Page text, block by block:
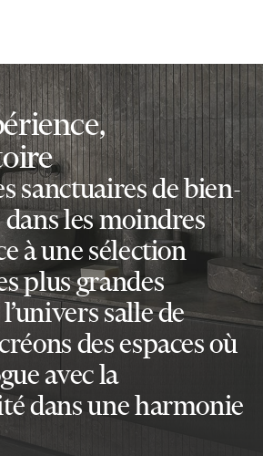
sanctuaires de bien-
dans les moindres
à une sélection
plus grandes
salle de
des espaces où
avec la
dans une harmonie